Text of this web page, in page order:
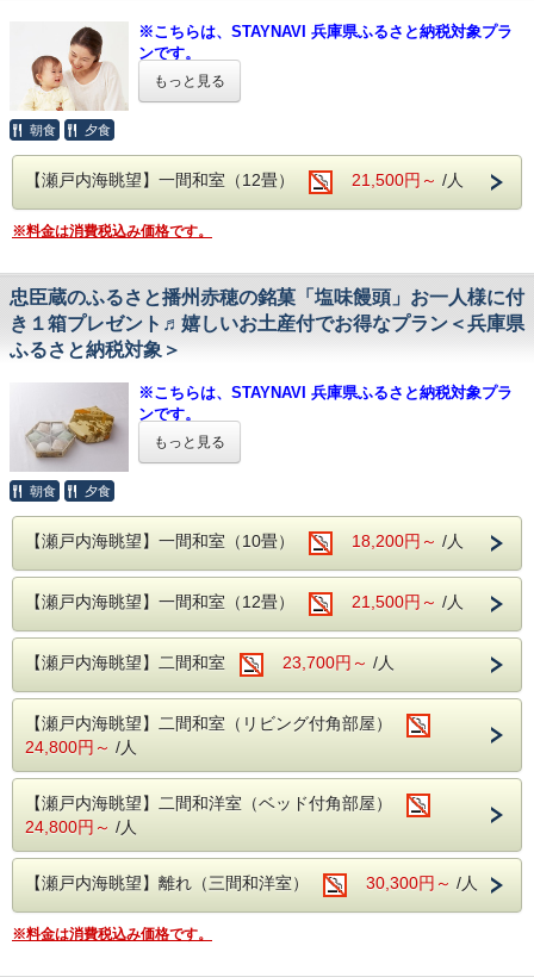
送り時刻 09：10、10：10
備考欄に記入または前日までに
お電話でご予約をお願いいたします。
テトフライ・生野菜サラダ） コーンスープ
茶碗蒸し デザート
供いたします。
※２階お食事処にてご用意いたします。
※朝食は和定食となります。
までご連絡下さいませ。
◇当館は鯖を含む青魚を使用して出汁を引いている
ため、前日や当日ではご対応出来兼ねます。予めご連
※料理写真はイメージです。
------------------------------------------
外温泉 男女入れ替え制
【露天風呂】
男性05：30〜10：00、女性15：00〜23：00
【室内大岩風呂】
女性05：30〜10：00、男性15：00〜23：00
大浴場 内風呂
【男湯・女湯】05：30〜23：00
貸切風呂 ※お電話にて事前にご連絡ください。
45分/3,300円(税込) 15：00～23：00
【海楼庭園】～呑海楼の癒しと絶景のスポット～
朝には瀬戸内海から昇ってくる朝日を
夜には松明やライトアップで幻想的な雰囲気を楽しめま
利用時間 5：30 ～ 23：00
（18：00～20：00はご利用頂けません。）
■心を癒す ～絶景とおもてなし～
・オーシャンビューの客室や露天風呂から
瀬戸内海に昇る絶景の朝陽がご覧いただけます。
■特典
１.お食事会場にて
赤穂の地酒・奥藤酒造「忠臣蔵」orスパークリングワインハ
ーフボトルをプレゼント
女性のお客様はチェックイン時にお好きな色浴衣をお選びい
ただけます。
■夕食：人気の季節の彩り会席となります。
料理内容はスタンダードプランに記載をしております。
※当日の仕入れ状況にあわせ、厳選してご提
供いたします。
※２階お食事処にてご用意いたします。
※お子様も含めましてアレルギーの有無・詳細を当館
までご連絡下さいませ。
絡下さいませ。
※料理写真はイメージです。
■温泉 ～名湯100選に選ばれた「よみがえり
の湯」～
瀬戸内海を一望できる絶景の露天風呂でお愉
外温泉 男女入れ替え制
男性05：00〜10：00、女性15：00〜23：00
【室内大岩風呂】
女性05：00〜10：00、男性15：00〜23：00
※こちらは、STAYNAVI 兵庫県ふるさと納税対象プラ
ンです。
※ふるさと納税をご利用されない方も、ご予約頂けま
・当館では全てのプラン（事前カード決済のみのプラ
ンは不可）で納税額の30％が割引となる兵庫県ふるさ
・プラン予約だけでは、兵庫県ふるさと納税返礼クー
ポンは適用されませんので下記の通り手続き下さい。
※お支払方法は必ず【現地決済】をお選びください。
2. STAYNAVIふるさと納税 呑海楼のページに移動し、寄附
手続き＆決済（クレジットカード決済）後、電子クーポンが
▼STAYNAVIふるさと納税 呑海楼のページはこちら
3. チェックイン当日にフロントにSTAYNAVIで発行クーポン
（印刷もしくはスマホ画面）を提示することにより割引が適
【プラン内容】
パパママ応援！赤ちゃんと楽しいご旅行を♪
嬉しい４大特典付ベビープラン
赤ちゃんを連れて旅行がしたいけれど荷物が多くて大
嬉しい４大特典付のベビープランをご用意いたしました。
家事に子育てに奮闘している日常からちょっと抜け出して
美味しいお料理と赤穂温泉の「よみがえりの湯」でリフレッ
赤ちゃんとの楽しい思い出ができるよう
スタッフ一同、心からのあたたかいおもてなしでお手伝いい
たします。
【ママも安心♪４大特典】
１．おむつ5枚
２．レンタルおむつ用バケツ
３．レンタル全身用ベビーソープ
４．ベビーチェア／バウンサー／クーハン／バンボ いずれ
もっと見る
朝食 夕食
【瀬戸内海眺望】一間和室（12畳） 21,500円～ /人
※料金は消費税込み価格です。
忠臣蔵のふるさと播州赤穂の銘菓「塩味饅頭」お一人様に付
き１箱プレゼント♬嬉しいお土産付でお得なプラン＜兵庫県
ふるさと納税対象＞
※こちらは、STAYNAVI 兵庫県ふるさと納税対象プラ
ンです。
※ふるさと納税をご利用されない方も、ご予約頂けま
・当館では全てのプラン（事前カード決済のみのプラ
ンは不可）で納税額の30％が割引となる兵庫県ふるさ
・プラン予約だけでは、兵庫県ふるさと納税返礼クー
ポンは適用されませんので下記の通り手続き下さい。
1. 当館公式ホームページからご予約（このページです）
※お支払方法は必ず【現地決済】をお選びください。
2. STAYNAVIふるさと納税 呑海楼のページに移動し、寄附
手続き＆決済（クレジットカード決済）後、電子クーポンが
3. チェックイン当日にフロントにSTAYNAVIで発行クーポン
（印刷もしくはスマホ画面）を提示することにより割引が適
【プラン内容】
スタンダード料金そのままで
人数分のお土産が付いたお得なプラン♪
もっと見る
朝食 夕食
【瀬戸内海眺望】一間和室（10畳） 18,200円～ /人
【瀬戸内海眺望】一間和室（12畳） 21,500円～ /人
【瀬戸内海眺望】二間和室 23,700円～ /人
【瀬戸内海眺望】二間和室（リビング付角部屋）
24,800円～ /人
【瀬戸内海眺望】二間和洋室（ベッド付角部屋）
24,800円～ /人
【瀬戸内海眺望】離れ（三間和洋室） 30,300円～ /人
※料金は消費税込み価格です。